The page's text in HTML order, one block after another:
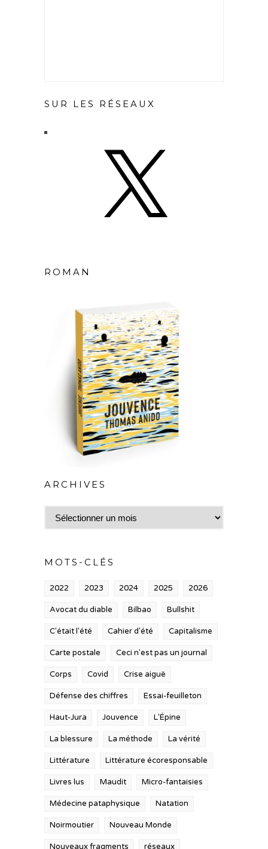
SUR LES RÉSEAUX
ROMAN
ARCHIVES
Archives
MOTS-CLÉS
2022 2023 2024 2025 2026
Avocat du diable Bilbao Bullshit
C'était l'été Cahier d'été Capitalisme
Carte postale Ceci n'est pas un journal
Corps Covid Crise aiguë
Défense des chiffres Essai-feuilleton
Haut-Jura Jouvence L'Épine
La blessure La méthode La vérité
Littérature Littérature écoresponsable
Livres lus Maudit Micro-fantaisies
Médecine pataphysique Natation
Noirmoutier Nouveau Monde
Nouveaux fragments réseaux